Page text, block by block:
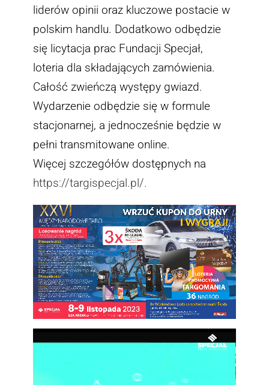
liderów opinii oraz kluczowe postacie w
polskim handlu. Dodatkowo odbędzie
się licytacja prac Fundacji Specjał,
loteria dla składających zamówienia.
Całość zwieńczą występy gwiazd.
Wydarzenie odbędzie się w formule
stacjonarnej, a jednocześnie będzie w
pełni transmitowane online.
Więcej szczegółów dostępnych na
https://targispecjal.pl/.